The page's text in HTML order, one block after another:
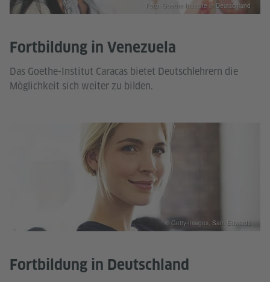
Fortbildung in Venezuela
Das Goethe-Institut Caracas bietet Deutschlehrern die
Möglichkeit sich weiter zu bilden.
Foto: Goethe-Institute in Deutschland
Fortbildung in Deutschland
© Getty-Images, Sam Edwards